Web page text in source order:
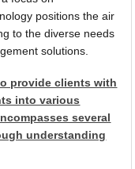
positions the air
to the diverse needs
solutions.
provide clients with
into various
several
understanding